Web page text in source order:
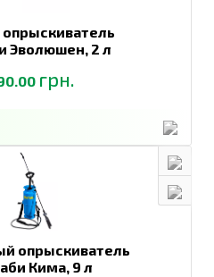
Эволюшен, 2 л
грн.
опрыскиватель
Кима, 9 л